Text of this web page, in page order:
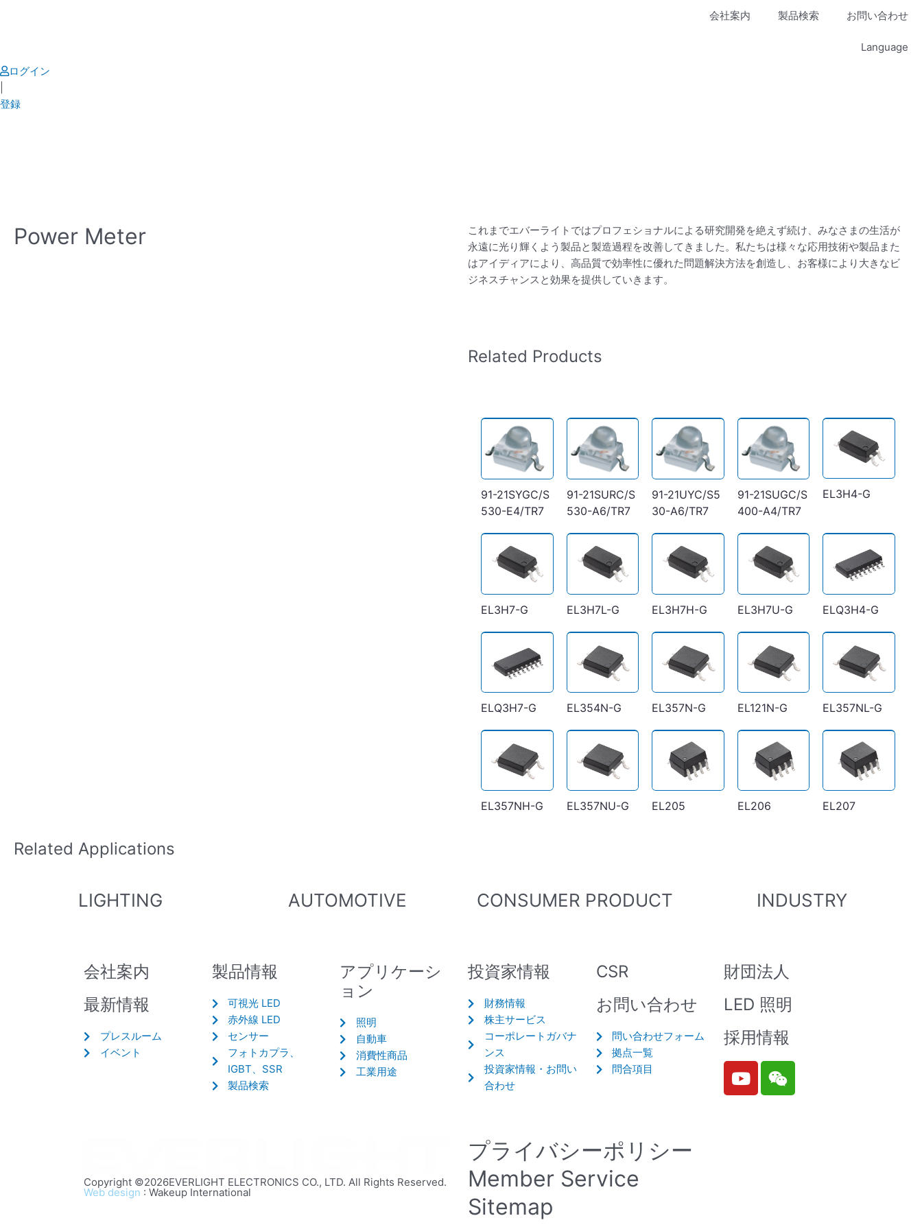
会社案内 製品検索 お問い合わせ
Language
ログイン
登録
Power Meter
これまでエバーライトではプロフェショナルによる研究開発を絶えず続け、みなさまの生活が
永遠に光り輝くよう製品と製造過程を改善してきました。私たちは様々な応用技術や製品また
はアイディアにより、高品質で効率性に優れた問題解決方法を創造し、お客様により大きなビ
ジネスチャンスと効果を提供していきます。
Related Products
91-21SYGC/S
530-E4/TR7
91-21SURC/S
530-A6/TR7
91-21UYC/S5
30-A6/TR7
91-21SUGC/S
400-A4/TR7
EL3H4-G
EL3H7-G EL3H7L-G EL3H7H-G EL3H7U-G ELQ3H4-G
ELQ3H7-G EL354N-G EL357N-G EL121N-G EL357NL-G
EL357NH-G EL357NU-G EL205 EL206 EL207
EL208 EL211 EL212 EL213 EL215
EL216 ELD205 ELD206
EL1013-G
Related Applications
LIGHTING AUTOMOTIVE CONSUMER PRODUCT INDUSTRY
会社案内
最新情報
プレスルーム
イベント
製品情報
可視光 LED
赤外線 LED
センサー
フォトカプラ、
IGBT、SSR
製品検索
アプリケーシ
ョン
照明
自動車
消費性商品
工業用途
投資家情報
財務情報
株主サービス
コーポレートガバナ
ンス
投資家情報・お問い
合わせ
CSR
お問い合わせ
問い合わせフォーム
拠点一覧
問合項目
財団法人
LED 照明
採用情報
Y
o
W
e
Copyright ©2026EVERLIGHT ELECTRONICS CO., LTD. All Rights Reserved.
Web design : Wakeup International
プライバシーポリシー
Member Service
Sitemap